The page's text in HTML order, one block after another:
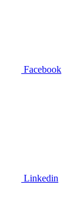
Facebook
Linkedin